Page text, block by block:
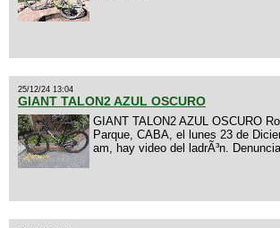
25/12/24 13:04
GIANT TALON2 AZUL OSCURO
GIANT TALON2 AZUL OSCURO
Parque, CABA, el lunes 23 de
am, hay video del ladrÃ³n.